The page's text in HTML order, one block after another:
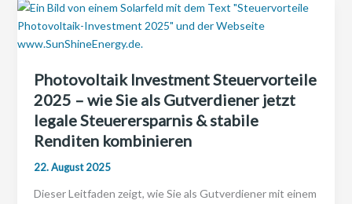
Photovoltaik Investment Steuervorteile
2025 – wie Sie als Gutverdiener jetzt
legale Steuerersparnis & stabile
Renditen kombinieren
22. August 2025
Dieser Leitfaden zeigt, wie Sie als Gutverdiener mit einem